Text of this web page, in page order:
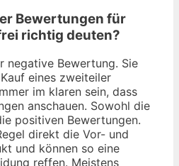
Bewertungen für
richtig deuten?
negative Bewertung. Sie
eines zweiteiler
im klaren sein, dass
anschauen. Sowohl die
positiven Bewertungen.
direkt die Vor- und
und können so eine
reffen. Meistens